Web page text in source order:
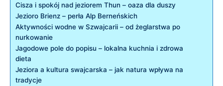
Cisza i spokój nad jeziorem Thun – oaza dla duszy
Jezioro Brienz – perła Alp Berneńskich
Aktywności wodne w Szwajcarii – od żeglarstwa po
nurkowanie
Jagodowe pole do popisu – lokalna kuchnia i zdrowa
dieta
Jeziora a kultura swajcarska – jak natura wpływa na
tradycje